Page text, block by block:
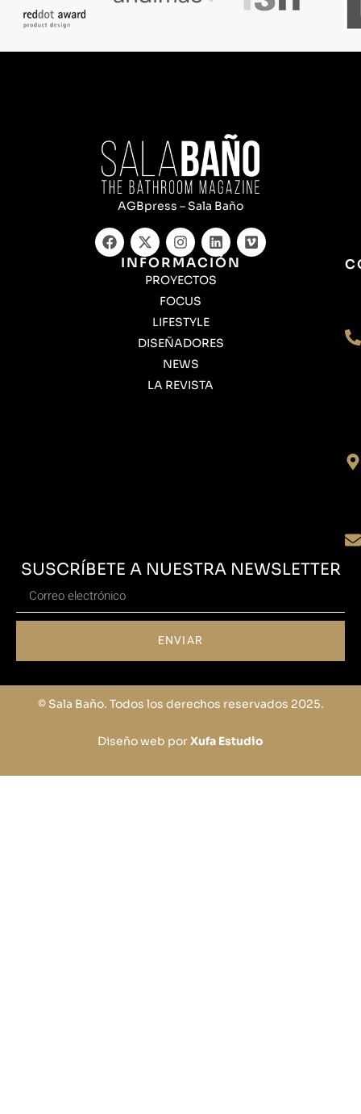
AGBpress – Sala Baño
INFORMACIÓN
PROYECTOS
FOCUS
LIFESTYLE
DISEÑADORES
NEWS
LA REVISTA
SUSCRÍBETE A NUESTRA NEWSLETTER
ENVIAR
© Sala Baño. Todos los derechos reservados 2025.
Diseño web porXufa Estudio